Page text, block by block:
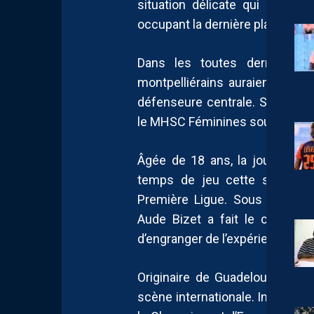
situation délicate qui se
occupant la dernière place de
Dans les toutes dernières
montpelliérains auraient
défenseure centrale. Selon
le MHSC Féminines sous la
Âgée de 18 ans, la joueuse
temps de jeu cette saison
Première Ligue. Sous
Aude Bizet a fait le choix
d’engranger de l’expérience au
Originaire de Guadeloupe, la
scène internationale.